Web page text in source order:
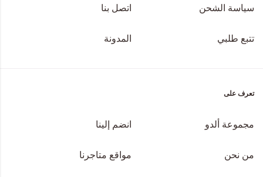
سياسة الشحن اتصل بنا
تتبع طلبي المدونة
تعرف على
مجموعة ألدو انضم إلينا
من نحن مواقع متاجرنا